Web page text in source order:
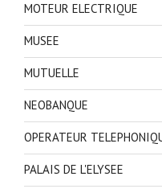
MOTEUR ELECTRIQUE
MUSEE
MUTUELLE
NEOBANQUE
OPERATEUR
PALAIS DE L'ELYSEE